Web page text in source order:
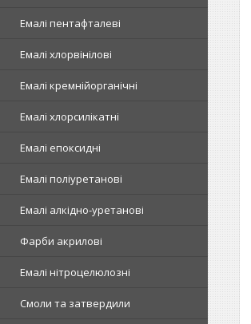
Емалі пентафталеві
Емалі хлорвінілові
Емалі кремнійорганічні
Емалі хлорсилікатні
Емалі епоксидні
Емалі поліуретанові
Емалі алкідно-уретанові
Фарби акрилові
Емалі нітроцелюлозні
Смоли та затвердили